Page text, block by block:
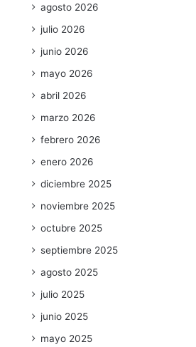
agosto 2026
julio 2026
junio 2026
mayo 2026
abril 2026
marzo 2026
febrero 2026
enero 2026
diciembre 2025
noviembre 2025
octubre 2025
septiembre 2025
agosto 2025
julio 2025
junio 2025
mayo 2025